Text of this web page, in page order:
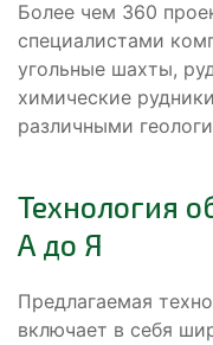
Более чем 360
специалистами
угольные шахты,
химические
различными
Технология
А до Я
Предлагаемая
включает в себя